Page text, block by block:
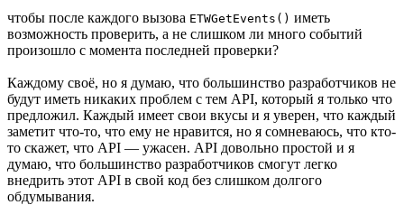
чтобы после каждого вызова ETWGetEvents() иметь
возможность проверить, а не слишком ли много событий
произошло с момента последней проверки?
Каждому своё, но я думаю, что большинство разработчиков не
будут иметь никаких проблем с тем API, который я только что
предложил. Каждый имеет свои вкусы и я уверен, что каждый
заметит что-то, что ему не нравится, но я сомневаюсь, что кто-
то скажет, что API — ужасен. API довольно простой и я
думаю, что большинство разработчиков смогут легко
внедрить этот API в свой код без слишком долгого
обдумывания.